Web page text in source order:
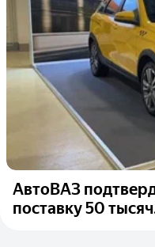
АвтоВАЗ
поставку 50